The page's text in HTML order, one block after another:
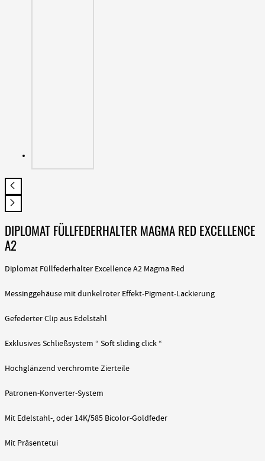
DIPLOMAT FÜLLFEDERHALTER MAGMA RED EXCELLENCE
A2
Diplomat Füllfederhalter Excellence A2 Magma Red
Messinggehäuse mit dunkelroter Effekt-Pigment-Lackierung
Gefederter Clip aus Edelstahl
Exklusives Schließsystem “ Soft sliding click “
Hochglänzend verchromte Zierteile
Patronen-Konverter-System
Mit Edelstahl-, oder 14K/585 Bicolor-Goldfeder
Mit Präsentetui